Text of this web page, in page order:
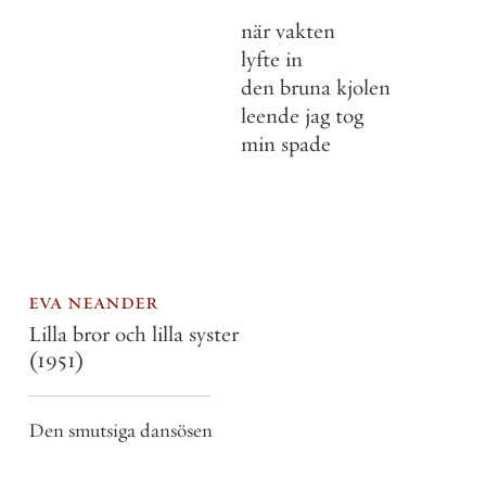
när vakten
lyfte in
den bruna kjolen
leende jag tog
min spade
eva neander
Lilla bror och lilla syster
(1951)
Den smutsiga dansösen